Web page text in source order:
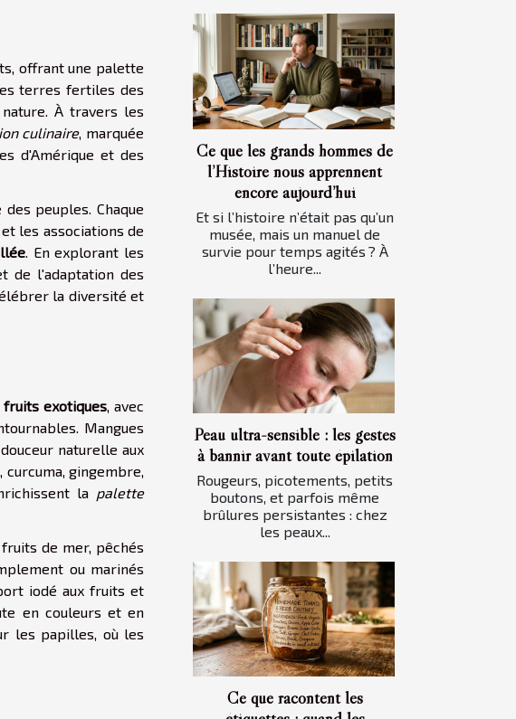
offrant une palette
terres fertiles des
À travers les
culinaire, marquée
d'Amérique et des
peuples. Chaque
les associations de
. En explorant les
de l'adaptation des
la diversité et
fruits exotiques, avec
Mangues
naturelle aux
gingembre,
la palette
de mer, pêchés
ou marinés
iodé aux fruits et
en couleurs et en
les papilles, où les
Ce que les grands hommes de
l’Histoire nous apprennent
encore aujourd’hui
Et si l’histoire n’était pas qu’un
musée, mais un manuel de
survie pour temps agités ? À
l’heure...
Peau ultra-sensible : les gestes
à bannir avant toute épilation
Rougeurs, picotements, petits
boutons, et parfois même
brûlures persistantes : chez
les peaux...
Ce que racontent les